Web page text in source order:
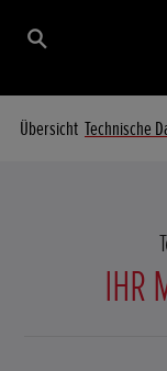
Übersicht Technische
IHR